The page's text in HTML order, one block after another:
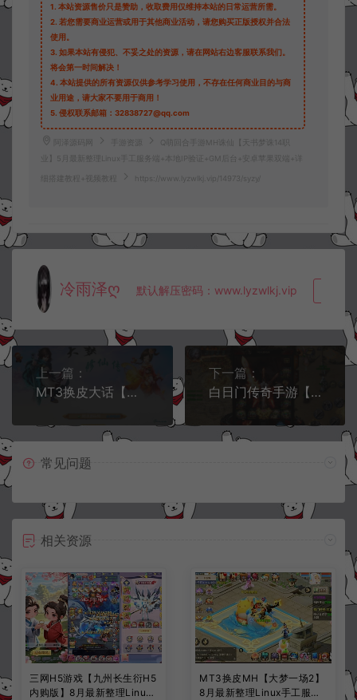
1. 本站资源售价只是赞助，收取费用仅维持本站的日常运营所需。
2. 若您需要商业运营或用于其他商业活动，请您购买正版授权并合法
使用。
3. 如果本站有侵犯、不妥之处的资源，请在网站右边客服联系我们。
将会第一时间解决！
4. 本站提供的所有资源仅供参考学习使用，不存在任何商业目的与商
业用途，请大家不要用于商用！
5. 侵权联系邮箱：32838727@qq.com
阿泽源码网 手游资源
Q萌回合手游MH诛仙【天书梦诛14职
业】5月最新整理Linux手工服务端+本地IP验证+GM后台+安卓苹果双端+详
细搭建教程+视频教程 https://www.lyzwlkj.vip/14973/syzy/
冷雨泽ღ 默认解压密码：www.lyzwlkj.vip
上一篇：
MT3换皮大话【大梦修仙传】5月最新整理Linux手工服务端+配套源码+管理后台+GM后台+安卓苹果双端+详细搭建教程+视频教程
下一篇：
白日门传奇手游【单职业纵横精修版】5月最新整理Win一键服务端+GM后台+安卓+详细搭建教程+视频教程
常见问题
相关资源
三网H5游戏【九州长生衍H5
内购版】8月最新整理Linux
MT3换皮MH【大梦一场2】
8月最新整理Linux手工服务